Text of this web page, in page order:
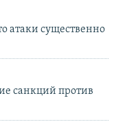
атаки существенно
санкций против